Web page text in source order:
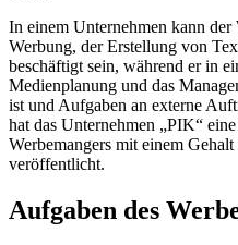
In einem Unternehmen kann
Werbung, der Erstellung von
beschäftigt sein, während er in
Medienplanung und das
ist und Aufgaben an externe
hat das Unternehmen „PIK“
Werbemangers mit einem
veröffentlicht.
Aufgaben des